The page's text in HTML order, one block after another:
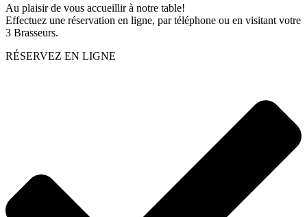
Au plaisir de vous accueillir à notre table!
Effectuez une réservation en ligne, par téléphone ou en visitant votre
3 Brasseurs.
RÉSERVEZ EN LIGNE